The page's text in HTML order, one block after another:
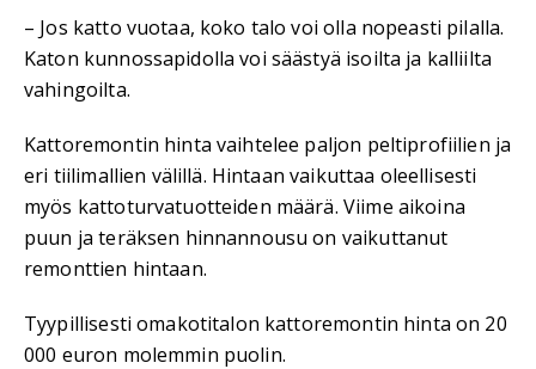
– Jos katto vuotaa, koko talo voi olla nopeasti pilalla.
Katon kunnossapidolla voi säästyä isoilta ja kalliilta
vahingoilta.
Kattoremontin hinta vaihtelee paljon peltiprofiilien ja
eri tiilimallien välillä. Hintaan vaikuttaa oleellisesti
myös kattoturvatuotteiden määrä. Viime aikoina
puun ja teräksen hinnannousu on vaikuttanut
remonttien hintaan.
Tyypillisesti omakotitalon kattoremontin hinta on 20
000 euron molemmin puolin.